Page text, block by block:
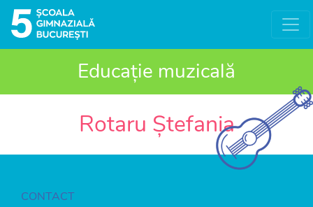
Educație muzicală
Rotaru Ștefania
CONTACT